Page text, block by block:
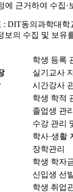
에 근거하여 수집
DIT동의과학대
보의 수집 및 보유
학생 등록
실기교사
시간강사
학생 학적
졸업생 관리
수강 관리
학사·생활
장학관리
학생 학자
신입생 선
학생 취업